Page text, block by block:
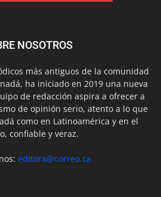
NOSOTROS
más antiguos de la comunidad
ha iniciado en 2019 una nueva
de redacción aspira a ofrecer a
de opinión serio, atento a lo que
como en Latinoamérica y en el
confiable y veraz.
editora@correo.ca